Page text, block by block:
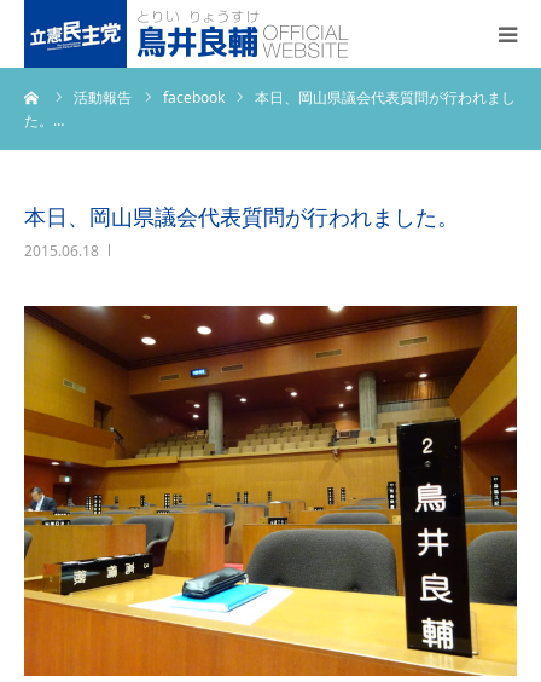
活動報告 facebook
本日、岡山県議会代表質問が行われまし
た。…
本日、岡山県議会代表質問が行われました。
2015.06.18
トップページ
プロフィール
事務所アクセス
活動報告